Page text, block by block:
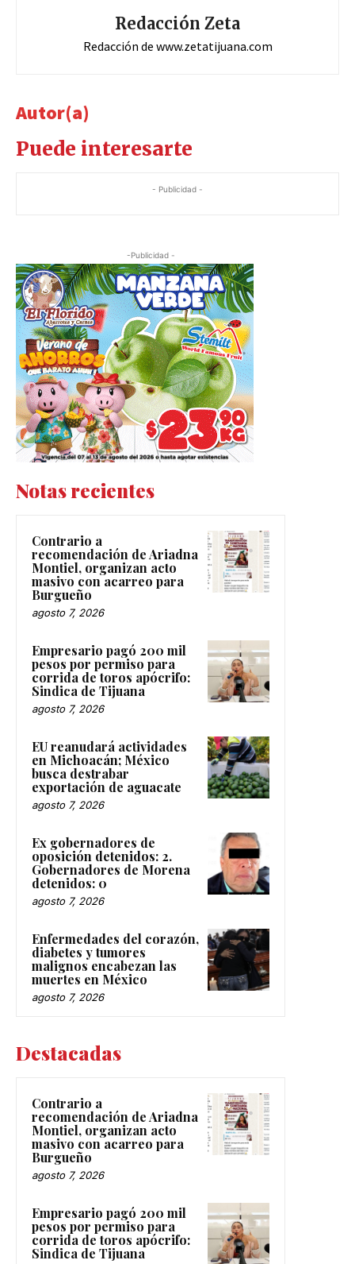
Redacción Zeta
Redacción de www.zetatijuana.com
Autor(a)
Puede interesarte
- Publicidad -
-Publicidad -
Notas recientes
Contrario a
recomendación de Ariadna
Montiel, organizan acto
masivo con acarreo para
Burgueño
agosto 7, 2026
Empresario pagó 200 mil
pesos por permiso para
corrida de toros apócrifo:
Sindica de Tijuana
agosto 7, 2026
EU reanudará actividades
en Michoacán; México
busca destrabar
exportación de aguacate
agosto 7, 2026
Ex gobernadores de
oposición detenidos: 2.
Gobernadores de Morena
detenidos: 0
agosto 7, 2026
Enfermedades del corazón,
diabetes y tumores
malignos encabezan las
muertes en México
agosto 7, 2026
Destacadas
Contrario a
recomendación de Ariadna
Montiel, organizan acto
masivo con acarreo para
Burgueño
agosto 7, 2026
Empresario pagó 200 mil
pesos por permiso para
corrida de toros apócrifo:
Sindica de Tijuana